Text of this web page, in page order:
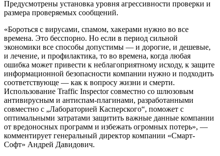
Предусмотрены установка уровня агрессивности проверки и
размера проверяемых сообщений.
«Бороться с вирусами, спамом, хакерами нужно во все
времена. Это бесспорно. Но если в период сильной
экономики все способы допустимы — и дорогие, и дешевые,
и лечение, и профилактика, то во времена, когда любая
ошибка может привести к неблагоприятному исходу, к защите
информационной безопасности компании нужно и подходить
соответствующе — как к вопросу жизни и смерти.
Использование Traffic Inspector совместно со шлюзовым
антивирусным и антиспам-плагинами, разработанными
совместно с „Лабораторией Касперского“, поможет с
оптимальными затратами защитить важные данные компании
от вредоносных программ и избежать огромных потерь», —
комментирует генеральный директор компании «Смарт-
Софт» Андрей Давидович.